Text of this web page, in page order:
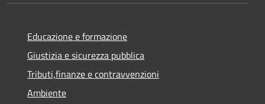
Educazione e formazione
Giustizia e sicurezza pubblica
Tributi,finanze e contravvenzioni
Ambiente